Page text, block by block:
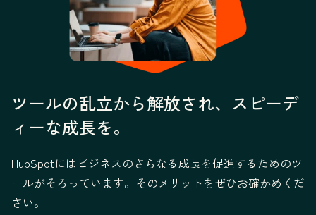
ツールの乱立から解放され、スピーデ
ィーな成長を。
HubSpotにはビジネスのさらなる成長を促進するためのツ
ールがそろっています。そのメリットをぜひお確かめくだ
さい。